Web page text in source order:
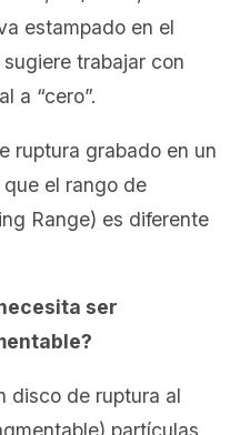
estampado en el
trabajar con
a “cero”.
ruptura grabado en un
el rango de
Range) es diferente
ser
disco de ruptura al
partículas